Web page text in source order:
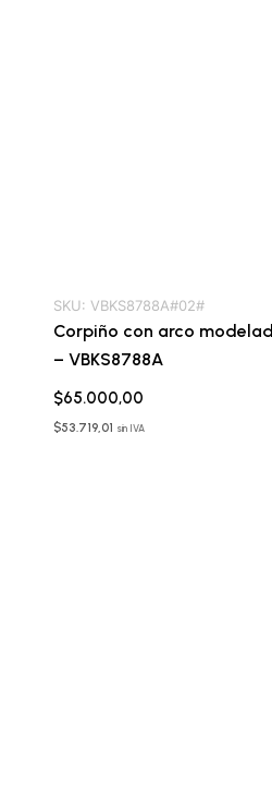
SKU: VBKS8788A#02#
Corpiño con arco
– VBKS8788A
$65.000,00
$53.719,01 sin IVA